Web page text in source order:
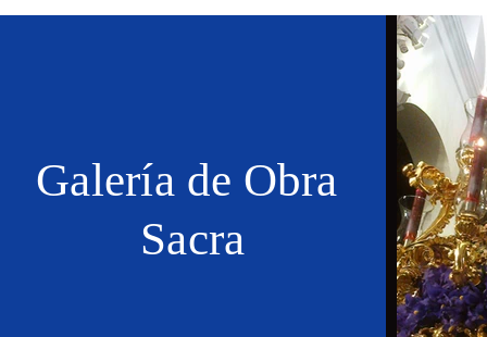
Galería de Obra
Sacra